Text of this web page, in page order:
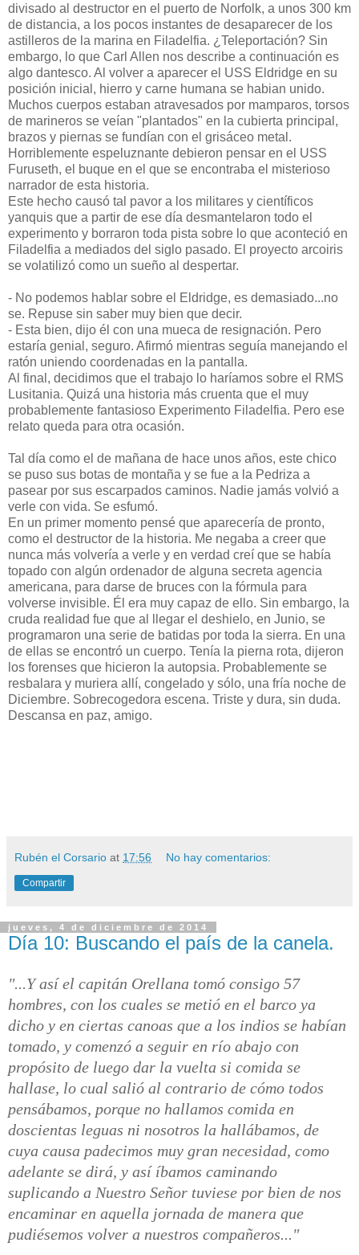
divisado al destructor en el puerto de Norfolk, a unos 300 km
de distancia, a los pocos instantes de desaparecer de los
astilleros de la marina en Filadelfia. ¿Teleportación? Sin
embargo, lo que Carl Allen nos describe a continuación es
algo dantesco. Al volver a aparecer el USS Eldridge en su
posición inicial, hierro y carne humana se habian unido.
Muchos cuerpos estaban atravesados por mamparos, torsos
de marineros se veían "plantados" en la cubierta principal,
brazos y piernas se fundían con el grisáceo metal.
Horriblemente espeluznante debieron pensar en el USS
Furuseth, el buque en el que se encontraba el misterioso
narrador de esta historia.
Este hecho causó tal pavor a los militares y científicos
yanquis que a partir de ese día desmantelaron todo el
experimento y borraron toda pista sobre lo que aconteció en
Filadelfia a mediados del siglo pasado. El proyecto arcoiris
se volatilizó como un sueño al despertar.
- No podemos hablar sobre el Eldridge, es demasiado...no
se. Repuse sin saber muy bien que decir.
- Esta bien, dijo él con una mueca de resignación. Pero
estaría genial, seguro. Afirmó mientras seguía manejando el
ratón uniendo coordenadas en la pantalla.
Al final, decidimos que el trabajo lo haríamos sobre el RMS
Lusitania. Quizá una historia más cruenta que el muy
probablemente fantasioso Experimento Filadelfia. Pero ese
relato queda para otra ocasión.
Tal día como el de mañana de hace unos años, este chico
se puso sus botas de montaña y se fue a la Pedriza a
pasear por sus escarpados caminos. Nadie jamás volvió a
verle con vida. Se esfumó.
En un primer momento pensé que aparecería de pronto,
como el destructor de la historia. Me negaba a creer que
nunca más volvería a verle y en verdad creí que se había
topado con algún ordenador de alguna secreta agencia
americana, para darse de bruces con la fórmula para
volverse invisible. Él era muy capaz de ello. Sin embargo, la
cruda realidad fue que al llegar el deshielo, en Junio, se
programaron una serie de batidas por toda la sierra. En una
de ellas se encontró un cuerpo. Tenía la pierna rota, dijeron
los forenses que hicieron la autopsia. Probablemente se
resbalara y muriera allí, congelado y sólo, una fría noche de
Diciembre. Sobrecogedora escena. Triste y dura, sin duda.
Descansa en paz, amigo.
Rubén el Corsario at 17:56 No hay comentarios:
Compartir
jueves, 4 de diciembre de 2014
Día 10: Buscando el país de la canela.
"...Y así el capitán Orellana tomó consigo 57
hombres, con los cuales se metió en el barco ya
dicho y en ciertas canoas que a los indios se habían
tomado, y comenzó a seguir en río abajo con
propósito de luego dar la vuelta si comida se
hallase, lo cual salió al contrario de cómo todos
pensábamos, porque no hallamos comida en
doscientas leguas ni nosotros la hallábamos, de
cuya causa padecimos muy gran necesidad, como
adelante se dirá, y así íbamos caminando
suplicando a Nuestro Señor tuviese por bien de nos
encaminar en aquella jornada de manera que
pudiésemos volver a nuestros compañeros..."